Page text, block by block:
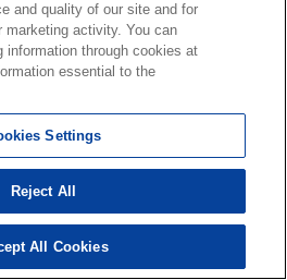
ビス
レンジングできるクラウドサービス
and quality of our site and for
marketing activity. You can
information through cookies at
essential to the
Settings
Reject All
All Cookies